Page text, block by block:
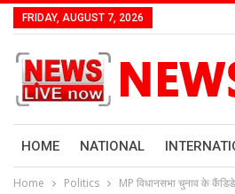
FRIDAY, AUGUST 7, 2026
HOME NATIONAL
Home Politics MP विधानसभा चुनाव के